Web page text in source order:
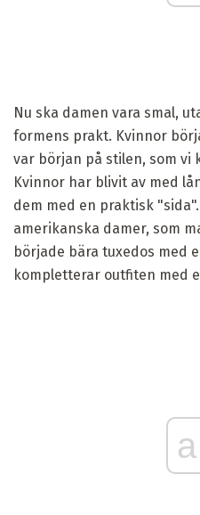
Nu ska damen vara smal,
formens prakt. Kvinnor
var början på stilen, som vi
Kvinnor har blivit av med
dem med en praktisk
amerikanska damer, som
började bära tuxedos med
kompletterar outfiten med